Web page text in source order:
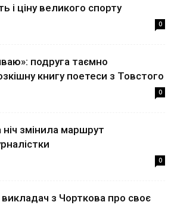
і ціну великого спорту
0
подруга таємно
книгу поетеси з Товстого
0
ніч змінила маршрут
0
з Чорткова про своє